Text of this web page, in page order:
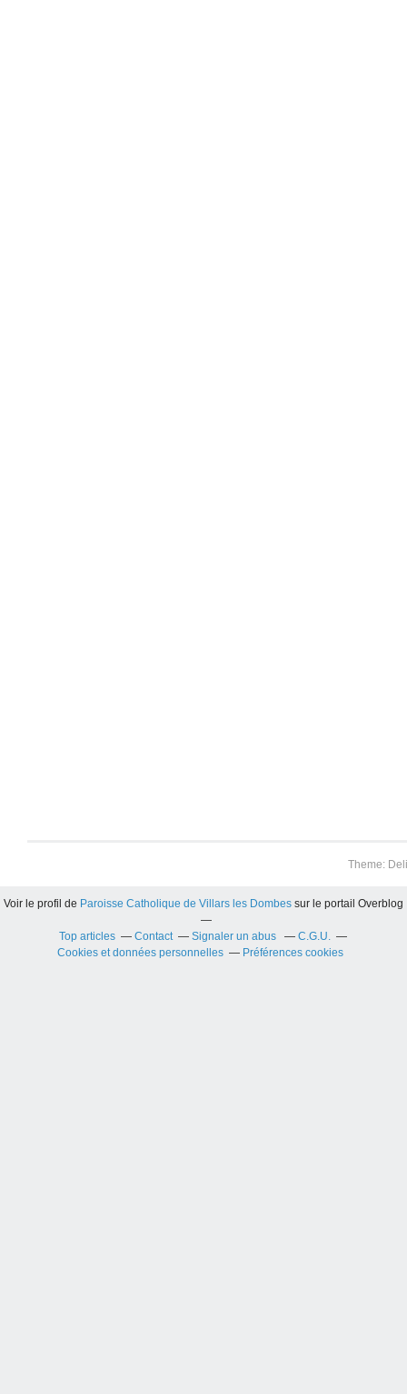
Theme:
Voir le profil de Paroisse Catholique de Villars les Dombes sur le portail Overblog
Top articles Contact Signaler un abus
C.G.U.
Cookies et données personnelles
Préférences cookies